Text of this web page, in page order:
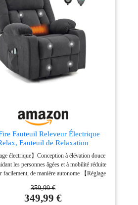
CONFORTABLE :
Revêtu d'un tissu
respirant aspect lin et
d'un épais rembourrage
en mousse (dossier de
22 cm) avec système
de ressorts ensachés,
notre fauteuil
Extensible, il vous
permet de vous
allonger et de vous
détendre. La structure
en acier assure une
stabilité maximale.
SPÉCIFICATIONS :
En position debout :
83l x 89P x 102H cm.
: Recouvert d'un tissu chenille doux, texturé
ce fauteuil releveur est agréable au toucher
une note cosy à votre intérieur. Résistant et
il est parfait pour la lecture, la détente ou
la télévision en toute sérénité. STRUCTURE
: Conçu avec des panneaux multicouches
en acier, ce fauteuil de relaxation offre
et stabilité supérieure. Il supporte une
recommandée de 158 kg et convient aux
mesurant de 150 à 190 cm, pour que chacun
totales de 69l x 91P x 106H cm (en
ce fauteuil releveur électrique trouve
sa place dans le salon, la chambre ou le
installation est rapide et facile, grâce à des
bien identifiés et des instructions claires, sans
aucun outil requis.
Fauteuil Releveur Électrique
Fauteuil de Relaxation
électrique】Conception à élévation douce
les personnes âgées et à mobilité réduite
facilement, de manière autonome 【Réglage
pieds extensible, idéal pour lire, se reposer
un film 【Massage et chauffage】8 points
359,99 €
349,99 €